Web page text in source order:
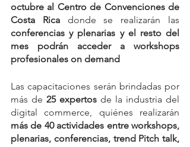
octubre al Centro de Convenciones de
Costa Rica
conferencias y plenarias y el resto del
mes podrán acceder a workshops
profesionales on demand
Las capacitaciones serán brindadas por
más de 25 expertos de la industria del
más de 40 actividades entre workshops,
plenarias, conferencias, trend Pitch talk,